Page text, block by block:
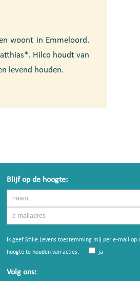
woont in Emmeloord.
Hilco houdt van
levend houden.
Blijf op de hoogte:
Ik geef Stille Levens toestemming mij per e-mail op
hoogte te houden van acties.
ja
Volg ons: